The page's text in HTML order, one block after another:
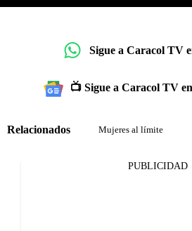
Sigue a Caracol TV
📺 Sigue a Caracol TV
Relacionados Mujeres al límite
PUBLICIDAD